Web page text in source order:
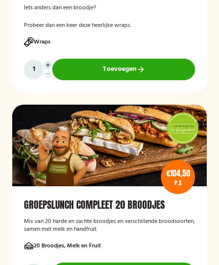
Iets anders dan een broodje?
Probeer dan een keer deze heerlijke wraps.
Wraps
Toevoegen
€104,50
P.S
GROEPSLUNCH COMPLEET 20 BROODJES
Mix van 20 harde en zachte broodjes en verschillende broodsoorten,
samen met melk en handfruit.
20 Broodjes, Melk en Fruit